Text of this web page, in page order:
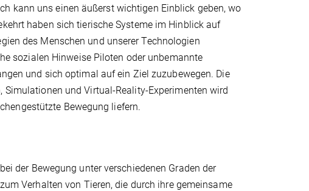
kann uns einen äußerst wichtigen Einblick geben, wo
haben sich tierische Systeme im Hinblick auf
des Menschen und unserer Technologien
sozialen Hinweise Piloten oder unbemannte
und sich optimal auf ein Ziel zuzubewegen. Die
und Virtual-Reality-Experimenten wird
Bewegung liefern.
der Bewegung unter verschiedenen Graden der
Verhalten von Tieren, die durch ihre gemeinsame